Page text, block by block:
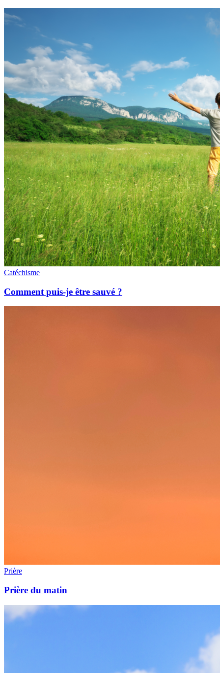
Catéchisme
Comment puis-je être sauvé ?
Prière
Prière du matin